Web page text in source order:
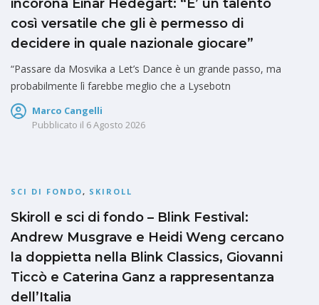
incorona Einar Hedegart: “E’ un talento
così versatile che gli è permesso di
decidere in quale nazionale giocare”
“Passare da Mosvika a Let’s Dance è un grande passo, ma
probabilmente lì farebbe meglio che a Lysebotn
Marco Cangelli
Pubblicato il 6 Agosto 2026
SCI DI FONDO, SKIROLL
Skiroll e sci di fondo – Blink Festival:
Andrew Musgrave e Heidi Weng cercano
la doppietta nella Blink Classics, Giovanni
Ticcò e Caterina Ganz a rappresentanza
dell’Italia